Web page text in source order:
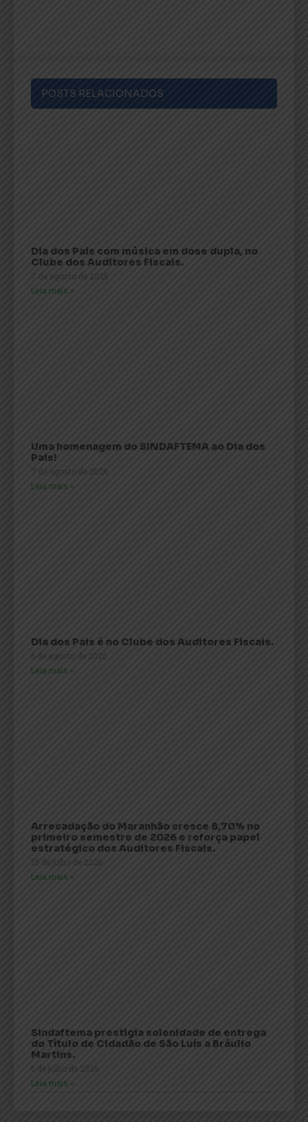
POSTS RELACIONADOS
Dia dos Pais com música em dose dupla, no
Clube dos Auditores Fiscais.
7 de agosto de 2026
Leia mais »
Uma homenagem do SINDAFTEMA ao Dia dos
Pais!
7 de agosto de 2026
Leia mais »
Dia dos Pais é no Clube dos Auditores Fiscais.
6 de agosto de 2026
Leia mais »
Arrecadação do Maranhão cresce 8,70% no
primeiro semestre de 2026 e reforça papel
estratégico dos Auditores Fiscais.
15 de julho de 2026
Leia mais »
Sindaftema prestigia solenidade de entrega
do Título de Cidadão de São Luís a Bráulio
Martins.
6 de julho de 2026
Leia mais »